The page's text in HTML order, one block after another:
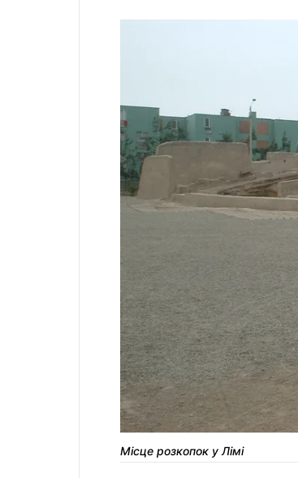
Місце розкопок у Лімі